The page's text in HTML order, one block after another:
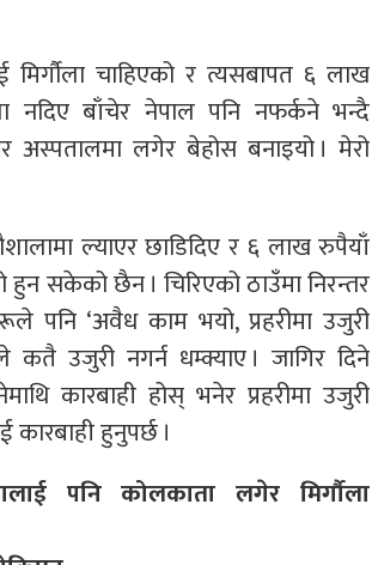
चाहिएको र त्यसबापत ६ लाख
नदिए बाँचेर नेपाल पनि नफर्कने भन्दै
अस्पतालमा लगेर बेहोस बनाइयो । मेरो
ल्याएर छाडिदिए र ६ लाख रुपैयाँ
हुन सकेको छैन । चिरिएको ठाउँमा निरन्तर
पनि ‘अवैध काम भयो, प्रहरीमा उजुरी
कतै उजुरी नगर्न धम्क्याए । जागिर दिने
कारबाही होस् भनेर प्रहरीमा उजुरी
हुनुपर्छ ।
पनि कोलकाता लगेर मिर्गौला